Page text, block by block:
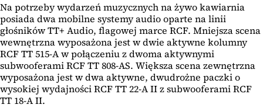
Na potrzeby wydarzeń muzycznych na żywo kawiarnia
posiada dwa mobilne systemy audio oparte na linii
głośników TT+ Audio, flagowej marce RCF. Mniejsza scena
wewnętrzna wyposażona jest w dwie aktywne kolumny
RCF TT 515-A w połączeniu z dwoma aktywnymi
subwooferami RCF TT 808-AS. Większa scena zewnętrzna
wyposażona jest w dwa aktywne, dwudrożne paczki o
wysokiej wydajności RCF TT 22-A II z subwooferami RCF
TT 18-A II.